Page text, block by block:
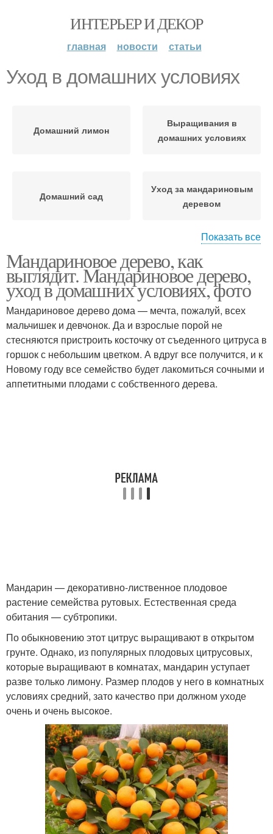
ИНТЕРЬЕР И ДЕКОР
главная новости статьи
Уход в домашних условиях
Домашний лимон
Выращивания в
домашних условиях
Домашний сад
Уход за мандариновым
деревом
Правильный уход
условиях
Условия из косточки
Показать все
Мандариновое дерево, как
выглядит. Мандариновое дерево,
уход в домашних условиях, фото
Мандариновое дерево дома — мечта, пожалуй, всех
мальчишек и девчонок. Да и взрослые порой не
стесняются пристроить косточку от съеденного цитруса в
горшок с небольшим цветком. А вдруг все получится, и к
Новому году все семейство будет лакомиться сочными и
аппетитными плодами с собственного дерева.
Мандарин — декоративно-лиственное плодовое
растение семейства рутовых. Естественная среда
обитания — субтропики.
По обыкновению этот цитрус выращивают в открытом
грунте. Однако, из популярных плодовых цитрусовых,
которые выращивают в комнатах, мандарин уступает
разве только лимону. Размер плодов у него в комнатных
условиях средний, зато качество при должном уходе
очень и очень высокое.